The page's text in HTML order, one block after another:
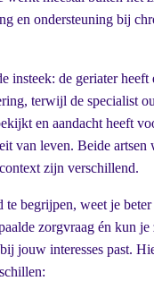
en ondersteuning bij
insteek: de geriater heeft
terwijl de specialist
en aandacht heeft
van leven. Beide artsen
zijn verschillend.
te begrijpen, weet je
zorgvraag én kun
jouw interesses past.